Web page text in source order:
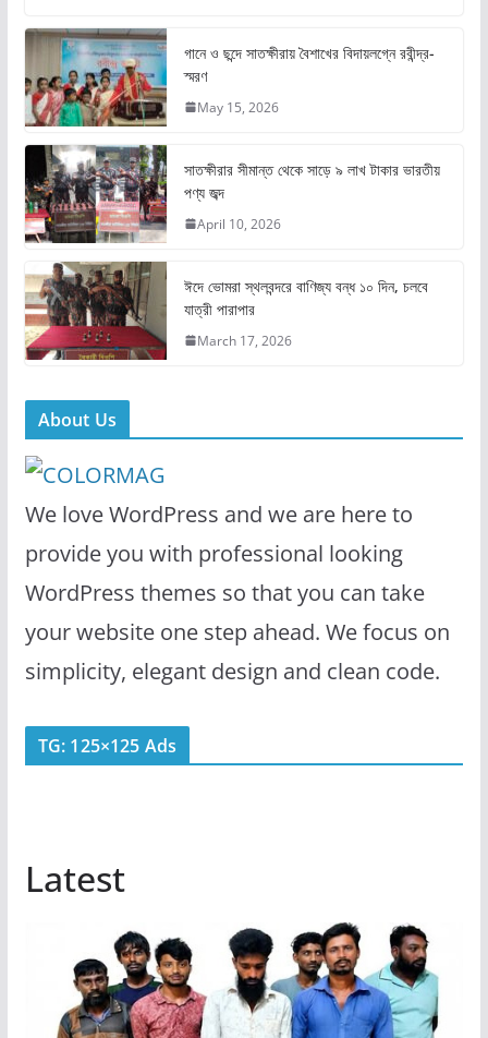
c
e
b
o
o
k
st
o
d
o
n
e
গানে ও ছন্দে সাতক্ষীরায় বৈশাখের বিদায়লগ্নে রবীন্দ্র-
স্মরণ
May 15, 2026
সাতক্ষীরার সীমান্ত থেকে সাড়ে ৯ লাখ টাকার ভারতীয়
পণ্য জব্দ
April 10, 2026
ঈদে ভোমরা স্থলবন্দরে বাণিজ্য বন্ধ ১০ দিন, চলবে
যাত্রী পারাপার
March 17, 2026
About Us
We love WordPress and we are here to
provide you with professional looking
WordPress themes so that you can take
your website one step ahead. We focus on
simplicity, elegant design and clean code.
TG: 125×125 Ads
Latest